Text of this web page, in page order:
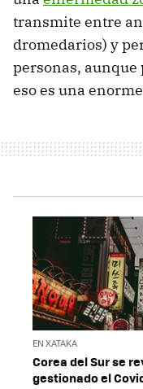
transmite entre
dromedarios) y
personas, aunque
eso es una
EN XATAKA
Corea del Sur se
gestionado el